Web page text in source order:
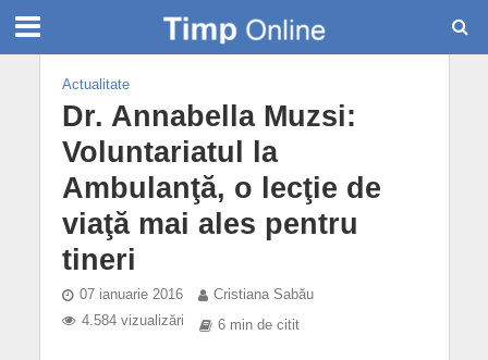
Actualitate
Dr. Annabella Muzsi:
Voluntariatul la
Ambulanţă, o lecţie de
viaţă mai ales pentru
tineri
07 ianuarie 2016
Cristiana Sabău
4.584 vizualizări
6 min de citit